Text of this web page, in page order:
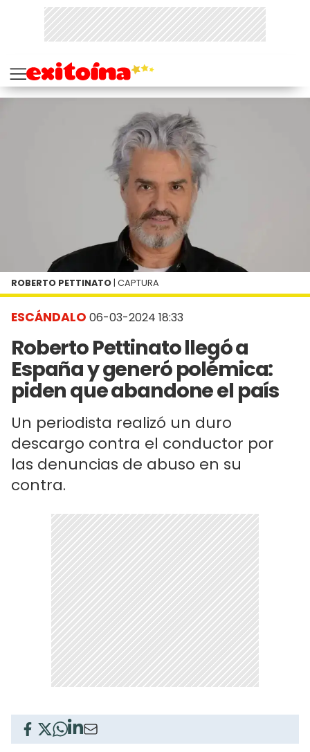
ESCÁNDALO 06-03-2024 18:33
Roberto Pettinato llegó a
España y generó polémica:
piden que abandone el país
Un periodista realizó un duro
descargo contra el conductor por
las denuncias de abuso en su
contra.
ROBERTO PETTINATO | CAPTURA